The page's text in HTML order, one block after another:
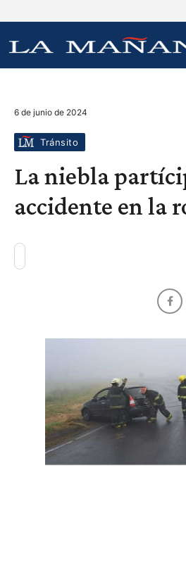
6 de junio de 2024
Tránsito
La niebla
accidente en la